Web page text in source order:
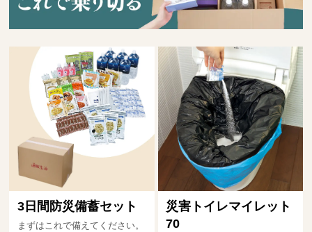
3日間防災備蓄セット
まずはこれで備えてください。
災害トイレマイレット
70